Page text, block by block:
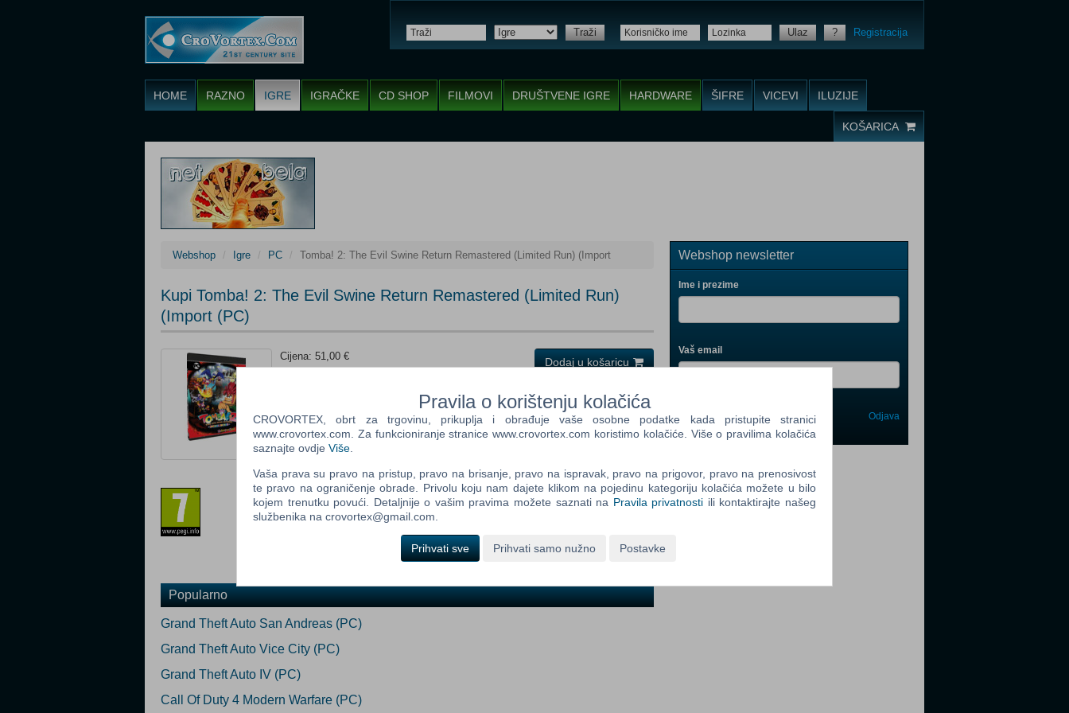
Traži Ulaz ? Registracija
HOME RAZNO IGRE IGRAČKE CD SHOP FILMOVI DRUŠTVENE IGRE HARDWARE ŠIFRE VICEVI ILUZIJE
KOŠARICA
Webshop Igre PC Tomba! 2: The Evil Swine Return Remastered (Limited Run) (Import
Kupi Tomba! 2: The Evil Swine Return Remastered (Limited Run)
(Import (PC)
Cijena: 51,00 €
Platforma: PC
Ocijeni
Prilagođeno za dob:
Dodaj u košaricu
Popularno
Grand Theft Auto San Andreas (PC)
Grand Theft Auto Vice City (PC)
Grand Theft Auto IV (PC)
Call Of Duty 4 Modern Warfare (PC)
Webshop newsletter
Ime i prezime
Vaš email
Control
Field
Prijavi me Odjava
Pravila o korištenju kolačića
CROVORTEX, obrt za trgovinu, prikuplja i obrađuje vaše osobne podatke kada pristupite stranici
www.crovortex.com. Za funkcioniranje stranice www.crovortex.com koristimo kolačiće. Više o pravilima kolačića
saznajte ovdje Više
Vaša prava su pravo na pristup, pravo na brisanje, pravo na ispravak, pravo na prigovor, pravo na prenosivost
te pravo na ograničenje obrade. Privolu koju nam dajete klikom na pojedinu kategoriju kolačića možete u bilo
kojem trenutku povući. Detaljnije o vašim pravima možete saznati na Pravila privatnosti ili kontaktirajte našeg
službenika na crovortex@gmail.com.
Prihvati sve Prihvati samo nužno Postavke